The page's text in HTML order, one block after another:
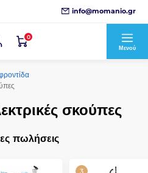
info@momanio.gr
0
Μενού
σκούπες
πωλήσεις